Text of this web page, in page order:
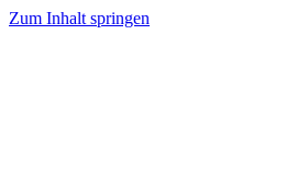
Zum Inhalt springen